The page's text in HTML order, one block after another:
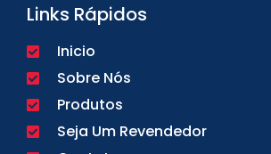
Links Rápidos
Inicio
Sobre Nós
Produtos
Seja Um Revendedor